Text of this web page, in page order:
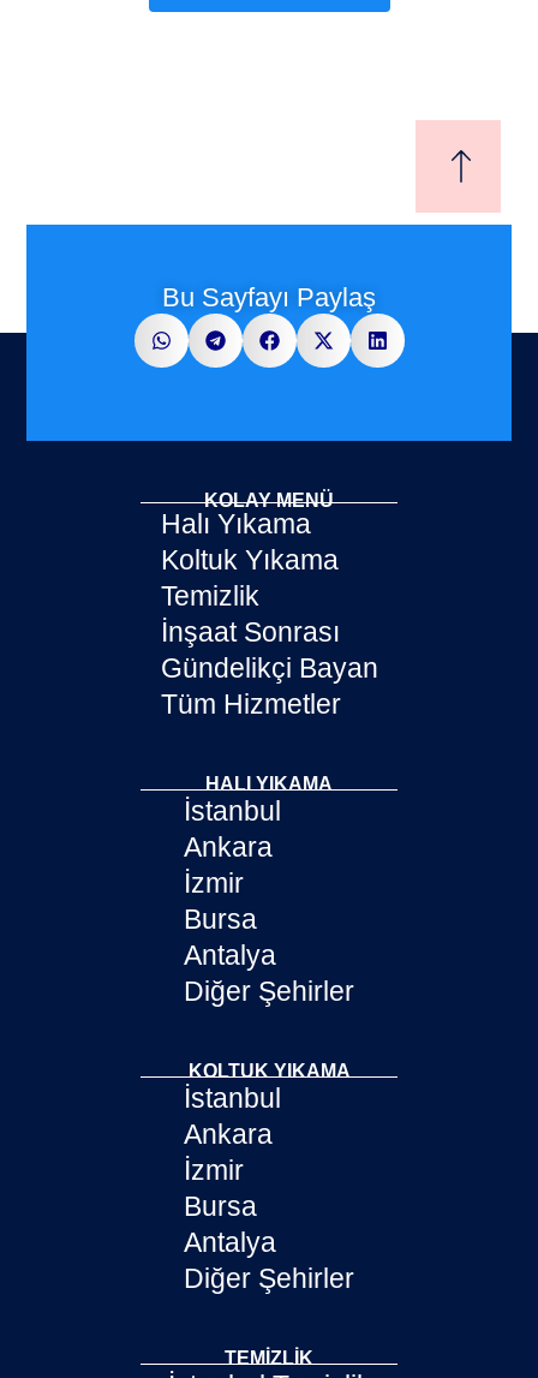
Bu Sayfayı Paylaş
KOLAY MENÜ
Halı Yıkama
Koltuk Yıkama
Temizlik
İnşaat Sonrası
Gündelikçi Bayan
Tüm Hizmetler
HALI YIKAMA
İstanbul
Ankara
İzmir
Bursa
Antalya
Diğer Şehirler
KOLTUK YIKAMA
İstanbul
Ankara
İzmir
Bursa
Antalya
Diğer Şehirler
TEMIZLIK